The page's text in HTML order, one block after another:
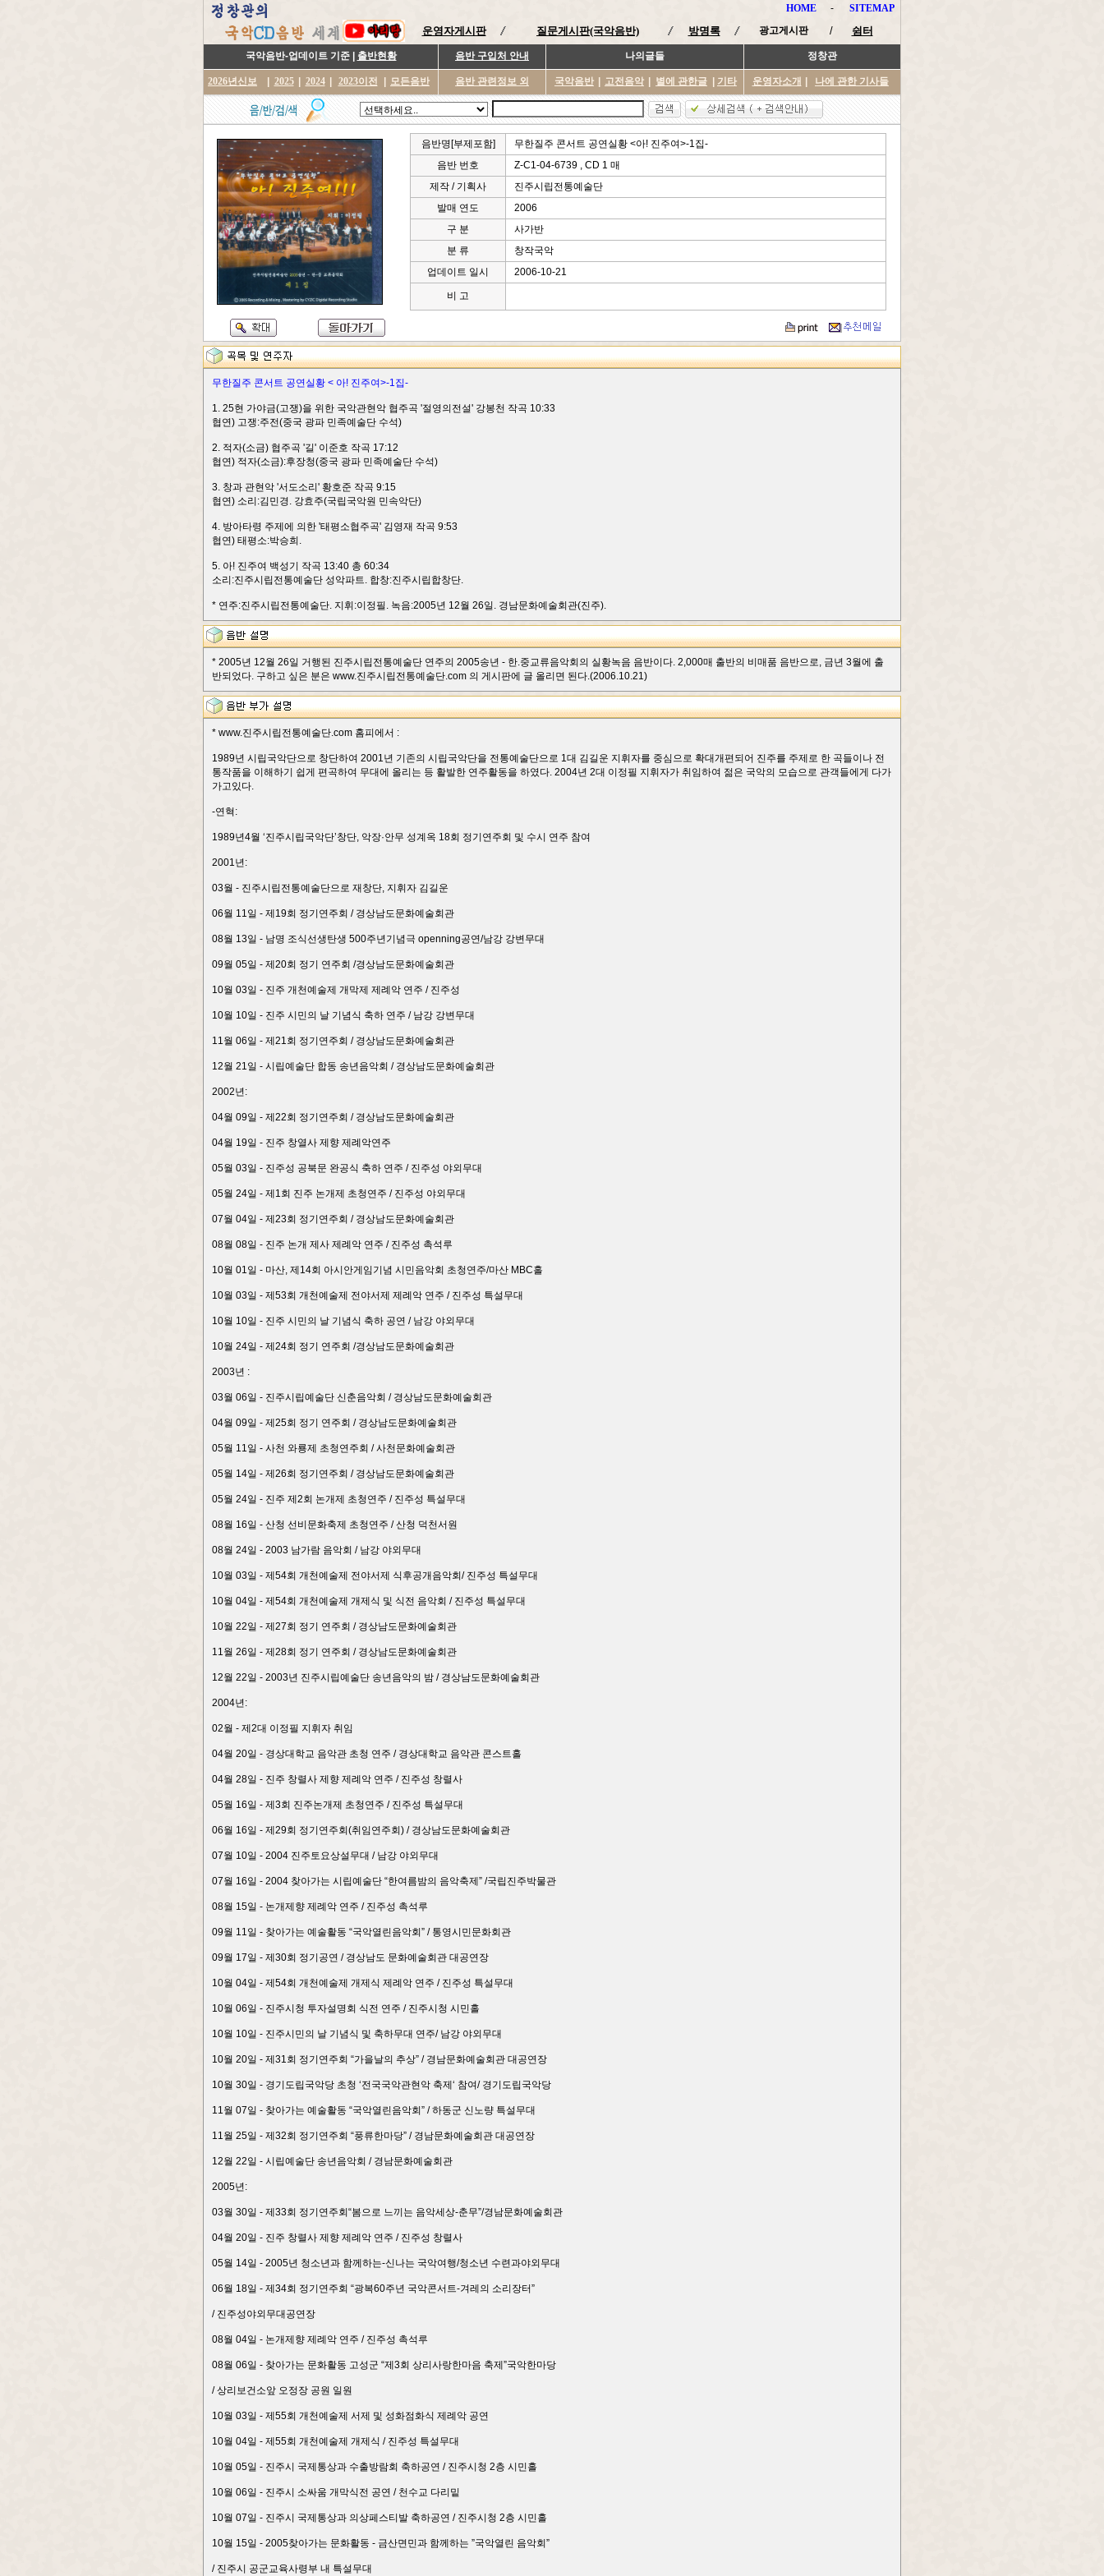
HOME - SITEMAP
운영자게시판 질문게시판(국악음반) 방명록 광고게시판 / 쉼터
국악음반-업데이트 기준 | 출반현황 음반 구입처 안내 나의글들 정창관
2026년신보 2025 2024 2023이전 모든음반 음반 관련정보 외 국악음반 고전음악 별에 관한글 기타 운영자소개 나에 관한 기사들
음반명[부제포함]
무한질주 콘서트 공연실황 <아! 진주여>-1집-
음반 번호
Z-C1-04-6739 , CD 1 매
제작 / 기획사
진주시립전통예술단
발매 연도
2006
구 분
사가반
분 류
창작국악
업데이트 일시
2006-10-21
비 고
무한질주 콘서트 공연실황 < 아! 진주여>-1집-
1. 25현 가야금(고쟁)을 위한 국악관현악 협주곡 '절영의전설' 강봉천 작곡 10:33
협연) 고쟁:주전(중국 광파 민족예술단 수석)
2. 적자(소금) 협주곡 '길' 이준호 작곡 17:12
협연) 적자(소금):후장청(중국 광파 민족예술단 수석)
3. 창과 관현악 '서도소리' 황호준 작곡 9:15
협연) 소리:김민경. 강효주(국립국악원 민속악단)
4. 방아타령 주제에 의한 '태평소협주곡' 김영재 작곡 9:53
협연) 태평소:박승희.
5. 아! 진주여 백성기 작곡 13:40 총 60:34
소리:진주시립전통예술단 성악파트. 합창:진주시립합창단.
* 연주:진주시립전통예술단. 지휘:이정필. 녹음:2005년 12월 26일. 경남문화예술회관(진주).
* 2005년 12월 26일 거행된 진주시립전통예술단 연주의 2005송년 - 한.중교류음악회의 실황녹음 음반이다. 2,000매 출반의 비매품 음반으로, 금년 3월에 출
반되었다. 구하고 싶은 분은 www.진주시립전통예술단.com 의 게시판에 글 올리면 된다.(2006.10.21)
* www.진주시립전통예술단.com 홈피에서 :
1989년 시립국악단으로 창단하여 2001년 기존의 시립국악단을 전통예술단으로 1대 김길운 지휘자를 중심으로 확대개편되어 진주를 주제로 한 곡들이나 전
통작품을 이해하기 쉽게 편곡하여 무대에 올리는 등 활발한 연주활동을 하였다. 2004년 2대 이정필 지휘자가 취임하여 젊은 국악의 모습으로 관객들에게 다가
가고있다.
-연혁:
1989년4월 ‘진주시립국악단’창단, 악장·안무 성계옥 18회 정기연주회 및 수시 연주 참여
2001년:
03월 - 진주시립전통예술단으로 재창단, 지휘자 김길운
06월 11일 - 제19회 정기연주회 / 경상남도문화예술회관
08월 13일 - 남명 조식선생탄생 500주년기념극 openning공연/남강 강변무대
09월 05일 - 제20회 정기 연주회 /경상남도문화예술회관
10월 03일 - 진주 개천예술제 개막제 제례악 연주 / 진주성
10월 10일 - 진주 시민의 날 기념식 축하 연주 / 남강 강변무대
11월 06일 - 제21회 정기연주회 / 경상남도문화예술회관
12월 21일 - 시립예술단 합동 송년음악회 / 경상남도문화예술회관
2002년:
04월 09일 - 제22회 정기연주회 / 경상남도문화예술회관
04월 19일 - 진주 창열사 제향 제례악연주
05월 03일 - 진주성 공북문 완공식 축하 연주 / 진주성 야외무대
05월 24일 - 제1회 진주 논개제 초청연주 / 진주성 야외무대
07월 04일 - 제23회 정기연주회 / 경상남도문화예술회관
08월 08일 - 진주 논개 제사 제례악 연주 / 진주성 촉석루
10월 01일 - 마산, 제14회 아시안게임기념 시민음악회 초청연주/마산 MBC홀
10월 03일 - 제53회 개천예술제 전야서제 제례악 연주 / 진주성 특설무대
10월 10일 - 진주 시민의 날 기념식 축하 공연 / 남강 야외무대
10월 24일 - 제24회 정기 연주회 /경상남도문화예술회관
2003년 :
03월 06일 - 진주시립예술단 신춘음악회 / 경상남도문화예술회관
04월 09일 - 제25회 정기 연주회 / 경상남도문화예술회관
05월 11일 - 사천 와룡제 초청연주회 / 사천문화예술회관
05월 14일 - 제26회 정기연주회 / 경상남도문화예술회관
05월 24일 - 진주 제2회 논개제 초청연주 / 진주성 특설무대
08월 16일 - 산청 선비문화축제 초청연주 / 산청 덕천서원
08월 24일 - 2003 남가람 음악회 / 남강 야외무대
10월 03일 - 제54회 개천예술제 전야서제 식후공개음악회/ 진주성 특설무대
10월 04일 - 제54회 개천예술제 개제식 및 식전 음악회 / 진주성 특설무대
10월 22일 - 제27회 정기 연주회 / 경상남도문화예술회관
11월 26일 - 제28회 정기 연주회 / 경상남도문화예술회관
12월 22일 - 2003년 진주시립예술단 송년음악의 밤 / 경상남도문화예술회관
2004년:
02월 - 제2대 이정필 지휘자 취임
04월 20일 - 경상대학교 음악관 초청 연주 / 경상대학교 음악관 콘스트홀
04월 28일 - 진주 창렬사 제향 제례악 연주 / 진주성 창렬사
05월 16일 - 제3회 진주논개제 초청연주 / 진주성 특설무대
06월 16일 - 제29회 정기연주회(취임연주회) / 경상남도문화예술회관
07월 10일 - 2004 진주토요상설무대 / 남강 야외무대
07월 16일 - 2004 찾아가는 시립예술단 “한여름밤의 음악축제” /국립진주박물관
08월 15일 - 논개제향 제례악 연주 / 진주성 촉석루
09월 11일 - 찾아가는 예술활동 “국악열린음악회” / 통영시민문화회관
09월 17일 - 제30회 정기공연 / 경상남도 문화예술회관 대공연장
10월 04일 - 제54회 개천예술제 개제식 제례악 연주 / 진주성 특설무대
10월 06일 - 진주시청 투자설명회 식전 연주 / 진주시청 시민홀
10월 10일 - 진주시민의 날 기념식 및 축하무대 연주/ 남강 야외무대
10월 20일 - 제31회 정기연주회 “가을날의 추상” / 경남문화예술회관 대공연장
10월 30일 - 경기도립국악당 초청 ‘전국국악관현악 축제‘ 참여/ 경기도립국악당
11월 07일 - 찾아가는 예술활동 “국악열린음악회” / 하동군 신노량 특설무대
11월 25일 - 제32회 정기연주회 “풍류한마당” / 경남문화예술회관 대공연장
12월 22일 - 시립예술단 송년음악회 / 경남문화예술회관
2005년:
03월 30일 - 제33회 정기연주회“봄으로 느끼는 음악세상-춘무”/경남문화예술회관
04월 20일 - 진주 창렬사 제향 제례악 연주 / 진주성 창렬사
05월 14일 - 2005년 청소년과 함께하는-신나는 국악여행/청소년 수련과야외무대
06월 18일 - 제34회 정기연주회 “광복60주년 국악콘서트-겨레의 소리장터”
/ 진주성야외무대공연장
08월 04일 - 논개제향 제례악 연주 / 진주성 촉석루
08월 06일 - 찾아가는 문화활동 고성군 “제3회 상리사랑한마음 축제”국악한마당
/ 상리보건소앞 오정장 공원 일원
10월 03일 - 제55회 개천예술제 서제 및 성화점화식 제례악 공연
10월 04일 - 제55회 개천예술제 개제식 / 진주성 특설무대
10월 05일 - 진주시 국제통상과 수출방람회 축하공연 / 진주시청 2층 시민홀
10월 06일 - 진주시 소싸움 개막식전 공연 / 천수교 다리밑
10월 07일 - 진주시 국제통상과 의상페스티발 축하공연 / 진주시청 2층 시민홀
10월 15일 - 2005찾아가는 문화활동 - 금산면민과 함께하는 ”국악열린 음악회”
/ 진주시 공군교육사령부 내 특설무대